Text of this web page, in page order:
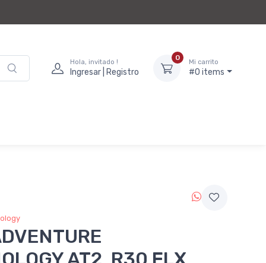
Hola, invitado !
Ingresar | Registro
0
Mi carrito
#0 items